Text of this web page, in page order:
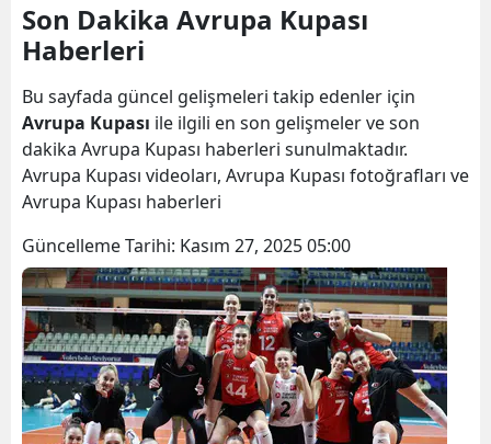
Son Dakika Avrupa Kupası
Haberleri
Bu sayfada güncel gelişmeleri takip edenler için
Avrupa Kupası ile ilgili en son gelişmeler ve son
dakika Avrupa Kupası haberleri sunulmaktadır.
Avrupa Kupası videoları, Avrupa Kupası fotoğrafları ve
Avrupa Kupası haberleri
Güncelleme Tarihi: Kasım 27, 2025 05:00